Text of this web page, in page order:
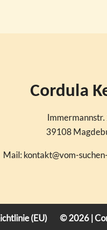
Cordula
Immermannstr.
39108
Mail: kontakt@vom-suchen-
(EU) © 2026 |